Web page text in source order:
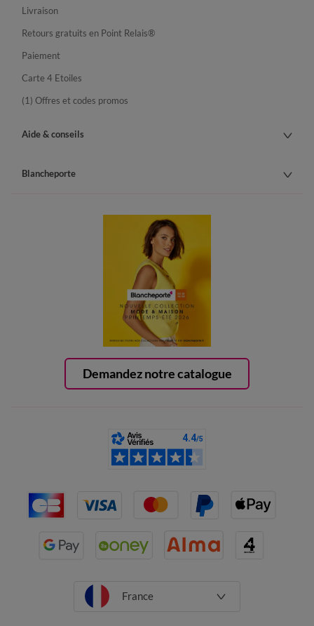
Demandez notre catalogue
Livraison
Retours gratuits en Point Relais®
Paiement
Carte 4 Etoiles
(1) Offres et codes promos
Aide & conseils
Blancheporte
France